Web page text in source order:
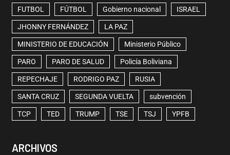
FUTBOL FÚTBOL Gobierno nacional ISRAEL
JHONNY FERNÁNDEZ LA PAZ
MINISTERIO DE EDUCACIÓN Ministerio Público
PARO PARO DE SALUD Policía Boliviana
REPECHAJE RODRIGO PAZ RUSIA
SANTA CRUZ SEGUNDA VUELTA subvención
TCP TED TRUMP TSE TSJ YPFB
ARCHIVOS